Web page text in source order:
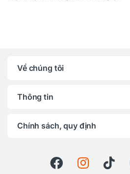
Về chúng tôi
Thông tin
Chính sách, quy định